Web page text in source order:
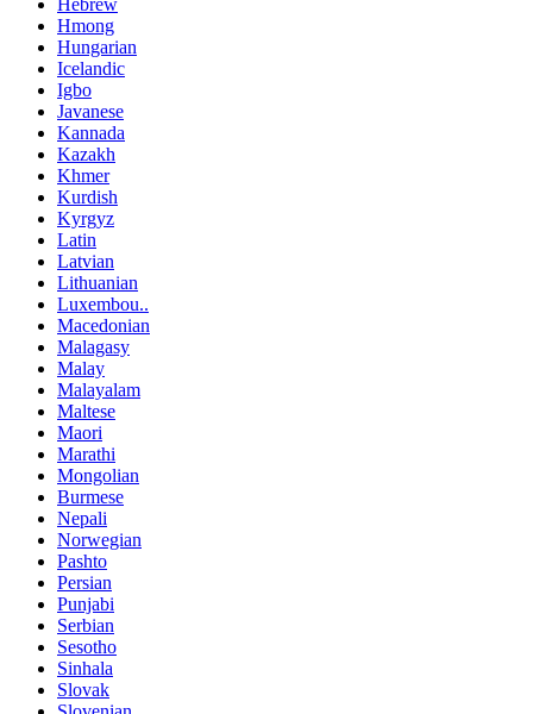
Hebrew
Hmong
Hungarian
Icelandic
Igbo
Javanese
Kannada
Kazakh
Khmer
Kurdish
Kyrgyz
Latin
Latvian
Lithuanian
Luxembou..
Macedonian
Malagasy
Malay
Malayalam
Maltese
Maori
Marathi
Mongolian
Burmese
Nepali
Norwegian
Pashto
Persian
Punjabi
Serbian
Sesotho
Sinhala
Slovak